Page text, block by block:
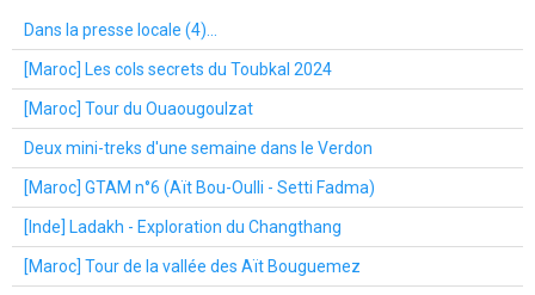
Dans la presse locale (4)...
[Maroc] Les cols secrets du Toubkal 2024
[Maroc] Tour du Ouaougoulzat
Deux mini-treks d'une semaine dans le Verdon
[Maroc] GTAM n°6 (Aït Bou-Oulli - Setti Fadma)
[Inde] Ladakh - Exploration du Changthang
[Maroc] Tour de la vallée des Aït Bouguemez